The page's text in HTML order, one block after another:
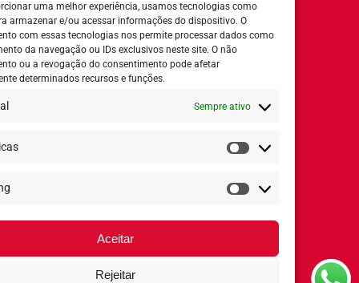
uma melhor experiência, usamos tecnologias como
armazenar e/ou acessar informações do dispositivo. O
com essas tecnologias nos permite processar dados como
da navegação ou IDs exclusivos neste site. O não
ou a revogação do consentimento pode afetar
determinados recursos e funções.
Sempre ativo
Estatísticas
Marketing
Aceitar
Rejeitar
Horário de Atendimento:
8h ás 18h